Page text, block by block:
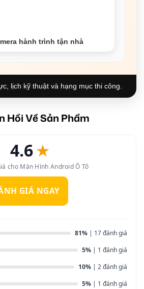
hành trình tận nhà
lịch kỹ thuật và hạng mục thi công.
Hồi Về Sản Phẩm
4.6★
cho Màn Hình Android Ô Tô
GIÁ NGAY
81% | 17 đánh giá
5% | 1 đánh giá
10% | 2 đánh giá
5% | 1 đánh giá